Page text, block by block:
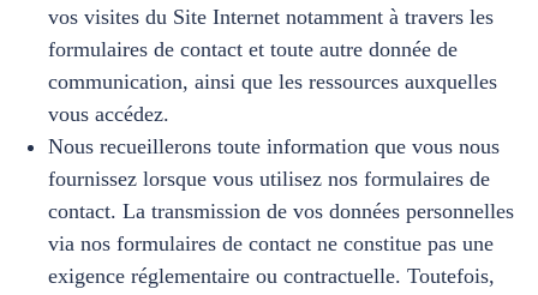
vos visites du Site Internet notamment à travers les
formulaires de contact et toute autre donnée de
communication, ainsi que les ressources auxquelles
vous accédez.
Nous recueillerons toute information que vous nous
fournissez lorsque vous utilisez nos formulaires de
contact. La transmission de vos données personnelles
via nos formulaires de contact ne constitue pas une
exigence réglementaire ou contractuelle. Toutefois,